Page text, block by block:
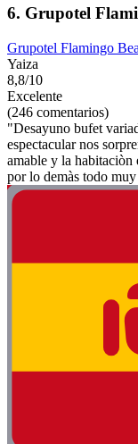
6. Grupotel
Grupotel Flamingo
Yaiza
8,8/10
Excelente
(246 comentarios)
"Desayuno bufet
espectacular nos
amable y la habitaciòn
por lo demàs todo